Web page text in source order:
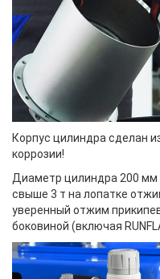
Корпус цилиндра сделан
коррозии!
Диаметр цилиндра 200 мм
свыше 3 т на лопатке
уверенный отжим
боковиной (включая